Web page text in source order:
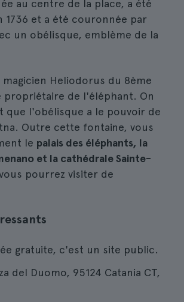
au centre de la place, a été
1736 et a été couronnée par
un obélisque, emblème de la
Heliodorus du 8ème
propriétaire de l'éléphant. On
que l'obélisque a le pouvoir de
Outre cette fontaine, vous
le palais des éléphants, la
et la cathédrale Sainte-
pourrez visiter de
gratuite, c'est un site public.
del Duomo, 95124 Catania CT,